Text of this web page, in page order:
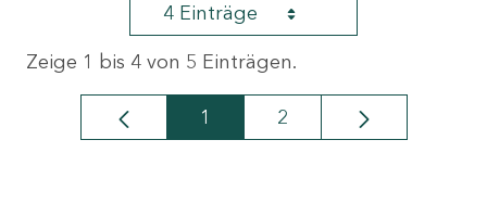
4 Einträge
Zeige 1 bis 4 von 5 Einträgen.
Seite
1 Seite
2